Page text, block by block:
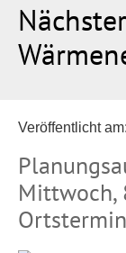
Veröffentlicht am:
Mittwoch,
Ortstermin